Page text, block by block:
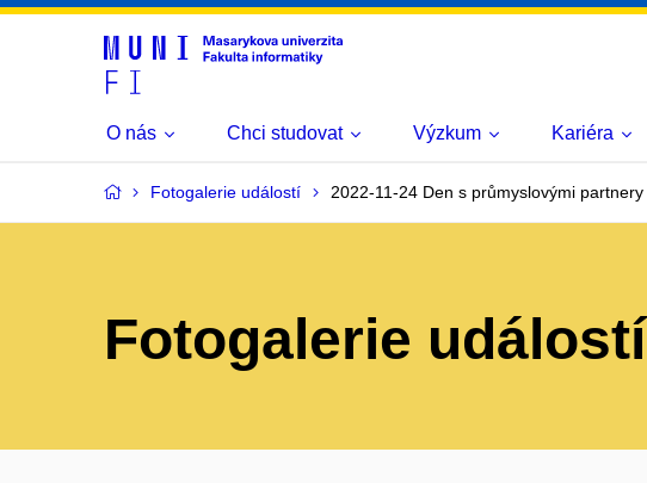
O nás Chci studovat Výzkum Kariéra
Fotogalerie událostí 2022-11-24 Den s průmyslovými partnery
Fotogalerie událostí